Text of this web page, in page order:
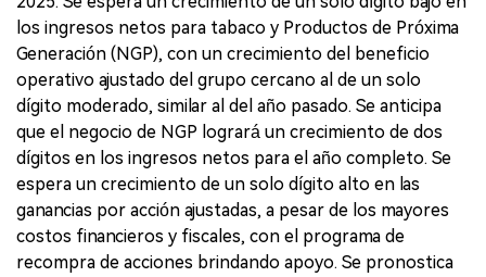
los ingresos netos para tabaco y Productos de Próxima
Generación (NGP), con un crecimiento del beneficio
operativo ajustado del grupo cercano al de un solo
dígito moderado, similar al del año pasado. Se anticipa
que el negocio de NGP logrará un crecimiento de dos
dígitos en los ingresos netos para el año completo. Se
espera un crecimiento de un solo dígito alto en las
ganancias por acción ajustadas, a pesar de los mayores
costos financieros y fiscales, con el programa de
recompra de acciones brindando apoyo. Se pronostica